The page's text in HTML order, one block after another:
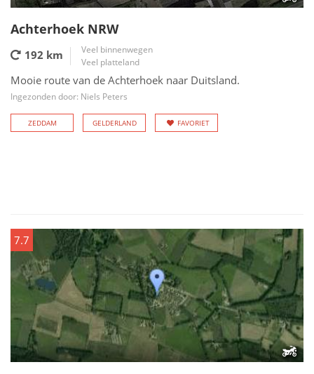
Achterhoek NRW
192 km
Veel binnenwegen
Veel platteland
Mooie route van de Achterhoek naar Duitsland.
Ingezonden door: Niels Peters
ZEDDAM GELDERLAND FAVORIET
7.7